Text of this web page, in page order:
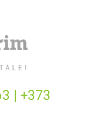
| +373